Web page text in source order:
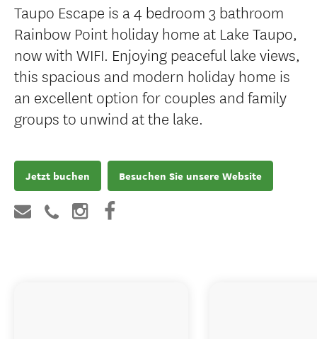
Taupo Escape is a 4 bedroom 3 bathroom
Rainbow Point holiday home at Lake Taupo,
now with WIFI. Enjoying peaceful lake views,
this spacious and modern holiday home is
an excellent option for couples and family
groups to unwind at the lake.
Jetzt buchen Besuchen Sie unsere Website